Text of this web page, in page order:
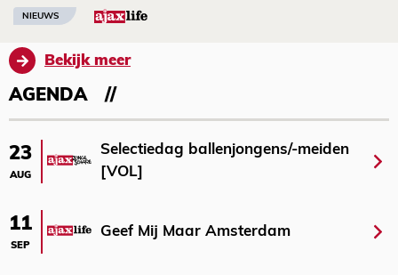
NIEUWS
Bekijk meer
AGENDA
23
AUG
Selectiedag ballenjongens/-meiden
[VOL]
11
SEP
Geef Mij Maar Amsterdam